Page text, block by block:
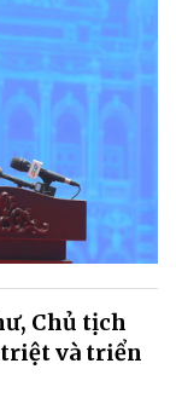
Chủ tịch
triệt và triển